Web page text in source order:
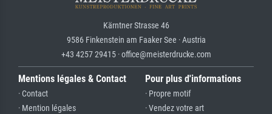
Kärntner Strasse 46
9586 Finkenstein am Faaker See · Austria
+43 4257 29415 · office@meisterdrucke.com
Mentions légales & Contact
· Contact
· Mention légales
Pour plus d'informations
· Propre motif
· Vendez votre art